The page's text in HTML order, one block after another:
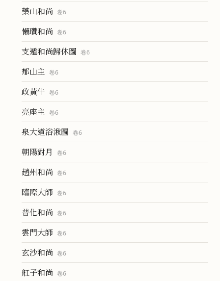
藥山和尚 卷6
懶瓚和尚 卷6
支遁和尚歸休圖 卷6
郁山主 卷6
政黃牛 卷6
亮座主 卷6
泉大道浴湫圖 卷6
朝陽對月 卷6
趙州和尚 卷6
臨際大師 卷6
普化和尚 卷6
雲門大師 卷6
玄沙和尚 卷6
舡子和尚 卷6